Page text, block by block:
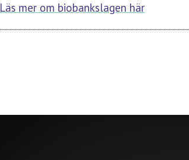
Läs mer om biobankslagen här